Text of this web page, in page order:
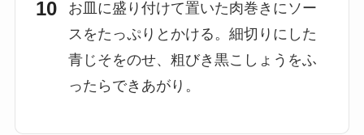
お皿に盛り付けて置いた肉巻きにソー
スをたっぷりとかける。細切りにした
青じそをのせ、粗びき黒こしょうをふ
ったらできあがり。